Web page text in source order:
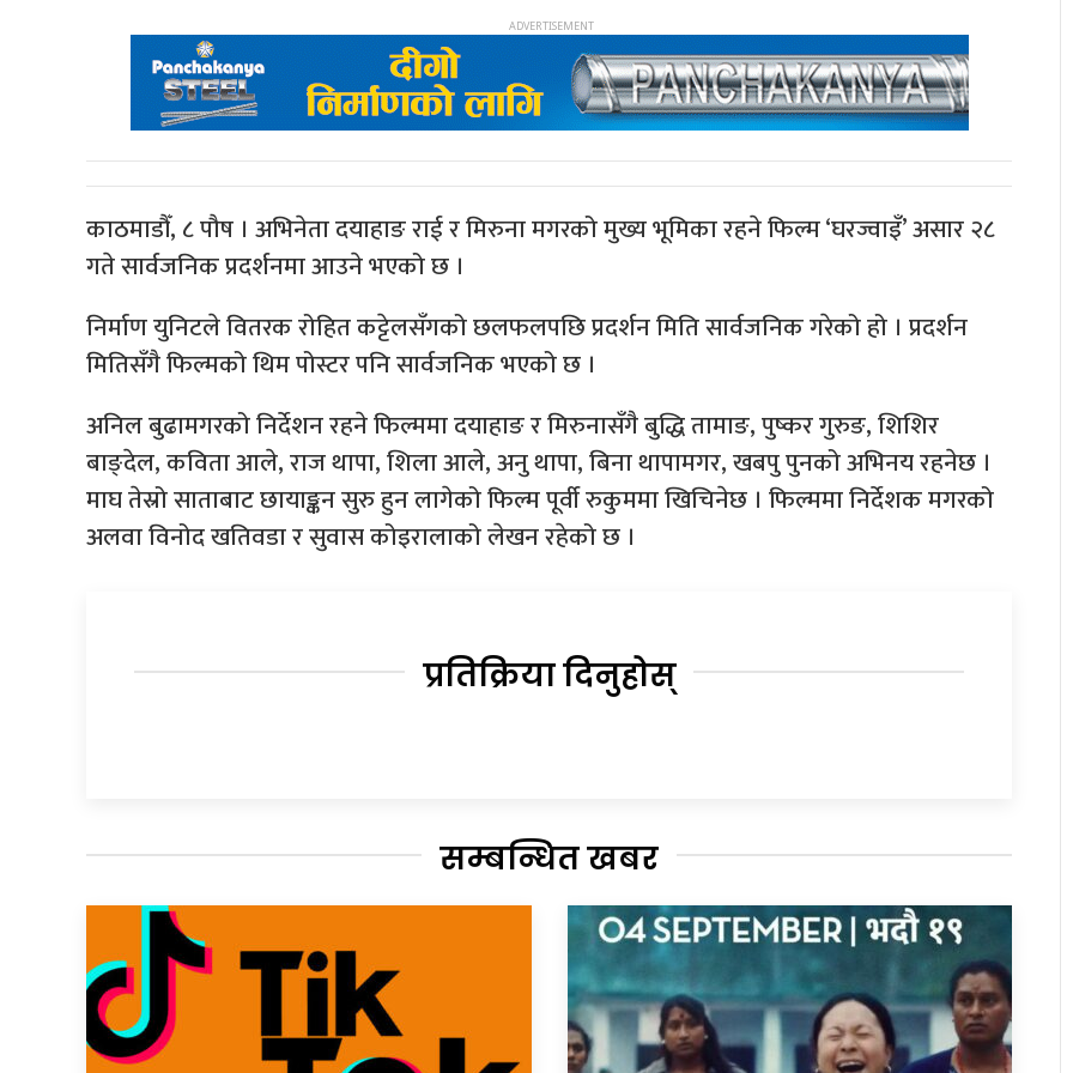
काठमाडौँ, ८ पौष । अभिनेता दयाहाङ राई र मिरुना मगरको मुख्य भूमिका रहने फिल्म ‘घरज्वाइँ’ असार २८
गते सार्वजनिक प्रदर्शनमा आउने भएको छ ।
निर्माण युनिटले वितरक रोहित कट्टेलसँगको छलफलपछि प्रदर्शन मिति सार्वजनिक गरेको हो । प्रदर्शन
मितिसँगै फिल्मको थिम पोस्टर पनि सार्वजनिक भएको छ ।
अनिल बुढामगरको निर्देशन रहने फिल्ममा दयाहाङ र मिरुनासँगै बुद्धि तामाङ, पुष्कर गुरुङ, शिशिर
बाङ्देल, कविता आले, राज थापा, शिला आले, अनु थापा, बिना थापामगर, खबपु पुनको अभिनय रहनेछ ।
माघ तेस्रो साताबाट छायाङ्कन सुरु हुन लागेको फिल्म पूर्वी रुकुममा खिचिनेछ । फिल्ममा निर्देशक मगरको
अलवा विनोद खतिवडा र सुवास कोइरालाको लेखन रहेको छ ।
प्रतिक्रिया दिनुहोस्
सम्बन्धित खबर